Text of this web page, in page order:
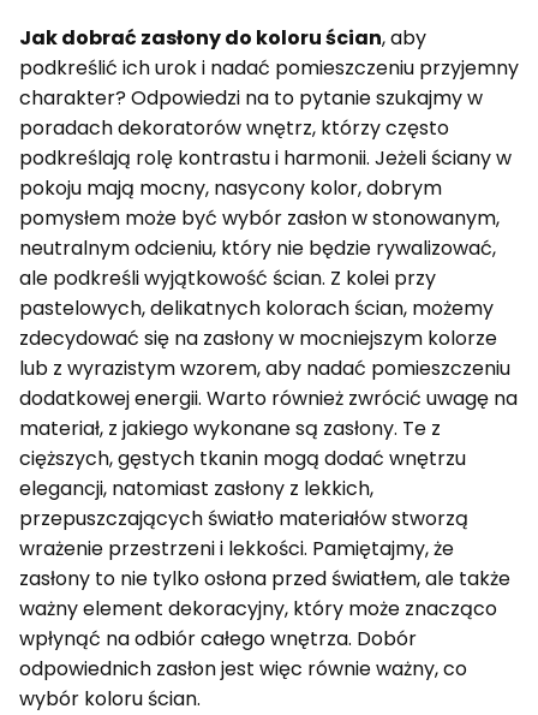
Jak dobrać zasłony do koloru ścian, aby
podkreślić ich urok i nadać pomieszczeniu przyjemny
charakter? Odpowiedzi na to pytanie szukajmy w
poradach dekoratorów wnętrz, którzy często
podkreślają rolę kontrastu i harmonii. Jeżeli ściany w
pokoju mają mocny, nasycony kolor, dobrym
pomysłem może być wybór zasłon w stonowanym,
neutralnym odcieniu, który nie będzie rywalizować,
ale podkreśli wyjątkowość ścian. Z kolei przy
pastelowych, delikatnych kolorach ścian, możemy
zdecydować się na zasłony w mocniejszym kolorze
lub z wyrazistym wzorem, aby nadać pomieszczeniu
dodatkowej energii. Warto również zwrócić uwagę na
materiał, z jakiego wykonane są zasłony. Te z
cięższych, gęstych tkanin mogą dodać wnętrzu
elegancji, natomiast zasłony z lekkich,
przepuszczających światło materiałów stworzą
wrażenie przestrzeni i lekkości. Pamiętajmy, że
zasłony to nie tylko osłona przed światłem, ale także
ważny element dekoracyjny, który może znacząco
wpłynąć na odbiór całego wnętrza. Dobór
odpowiednich zasłon jest więc równie ważny, co
wybór koloru ścian.